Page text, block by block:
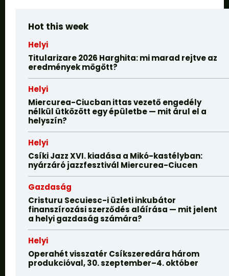
Hot this week
Helyi
Titularizare 2026 Harghita: mi marad rejtve az
eredmények mögött?
Helyi
Miercurea-Ciucban ittas vezető engedély
nélkül ütközött egy épületbe — mit árul el a
helyszín?
Helyi
Csíki Jazz XVI. kiadása a Mikó-kastélyban:
nyárzáró jazzfesztivál Miercurea-Ciucen
Gazdaság
Cristuru Secuiesc-i üzleti inkubátor
finanszírozási szerződés aláírása — mit jelent
a helyi gazdaság számára?
Helyi
Operahét visszatér Csíkszeredára három
produkcióval, 30. szeptember–4. október